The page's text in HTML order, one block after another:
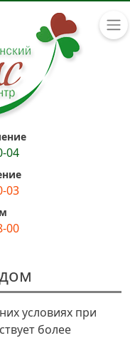
04
03
00
условиях при
более